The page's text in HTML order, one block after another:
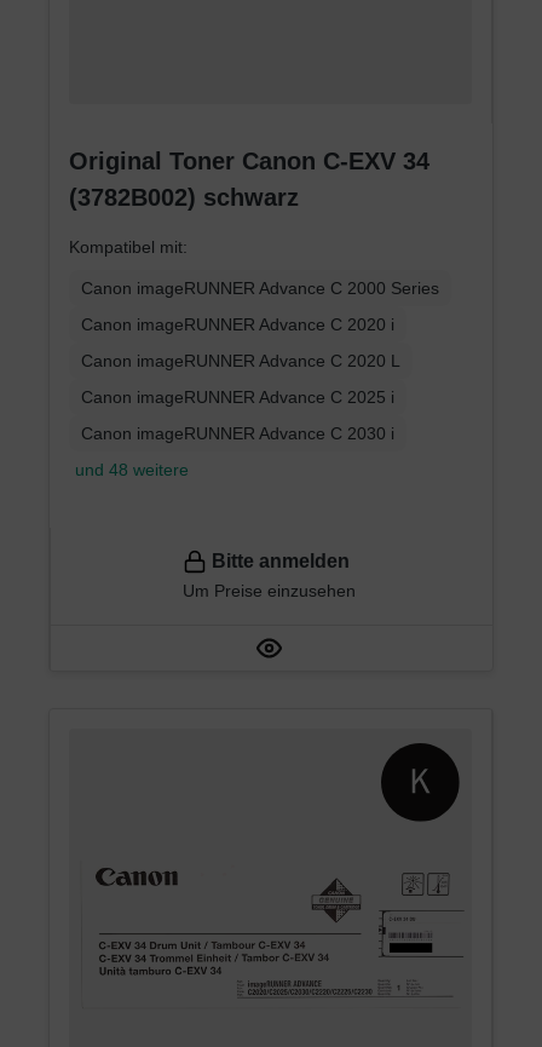
Original Toner Canon C-EXV 34
(3782B002) schwarz
Kompatibel mit:
Canon imageRUNNER Advance C 2000 Series
Canon imageRUNNER Advance C 2020 i
Canon imageRUNNER Advance C 2020 L
Canon imageRUNNER Advance C 2025 i
Canon imageRUNNER Advance C 2030 i
und 48 weitere
Bitte anmelden
Um Preise einzusehen